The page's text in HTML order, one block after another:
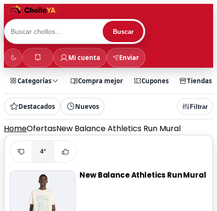
Buscar
Mi cuenta Enviar
Categorías Compra mejor Cupones Tiendas
Destacados Nuevos Filtrar
HomeOfertasNew Balance Athletics Run Mural
4°
New Balance Athletics Run Mural